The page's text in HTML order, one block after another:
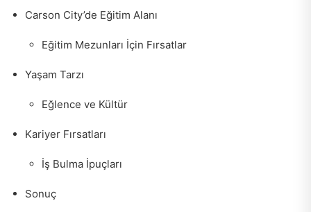
Carson City’de Eğitim Alanı
Eğitim Mezunları İçin Fırsatlar
Yaşam Tarzı
Eğlence ve Kültür
Kariyer Fırsatları
İş Bulma İpuçları
Sonuç